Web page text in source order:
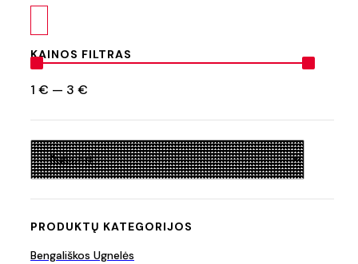
KAINOS FILTRAS
1 € — 3 €
PRODUKTŲ KATEGORIJOS
Bengališkos Ugnelės